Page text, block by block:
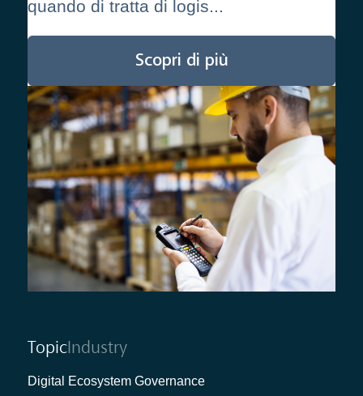
quando di tratta di logis...
Scopri di più
TopicIndustry
Digital Ecosystem Governance